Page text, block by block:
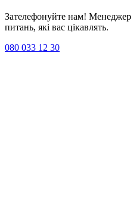
Зателефонуйте нам! Менеджер
питань, які вас цікавлять.
080 033 12 30